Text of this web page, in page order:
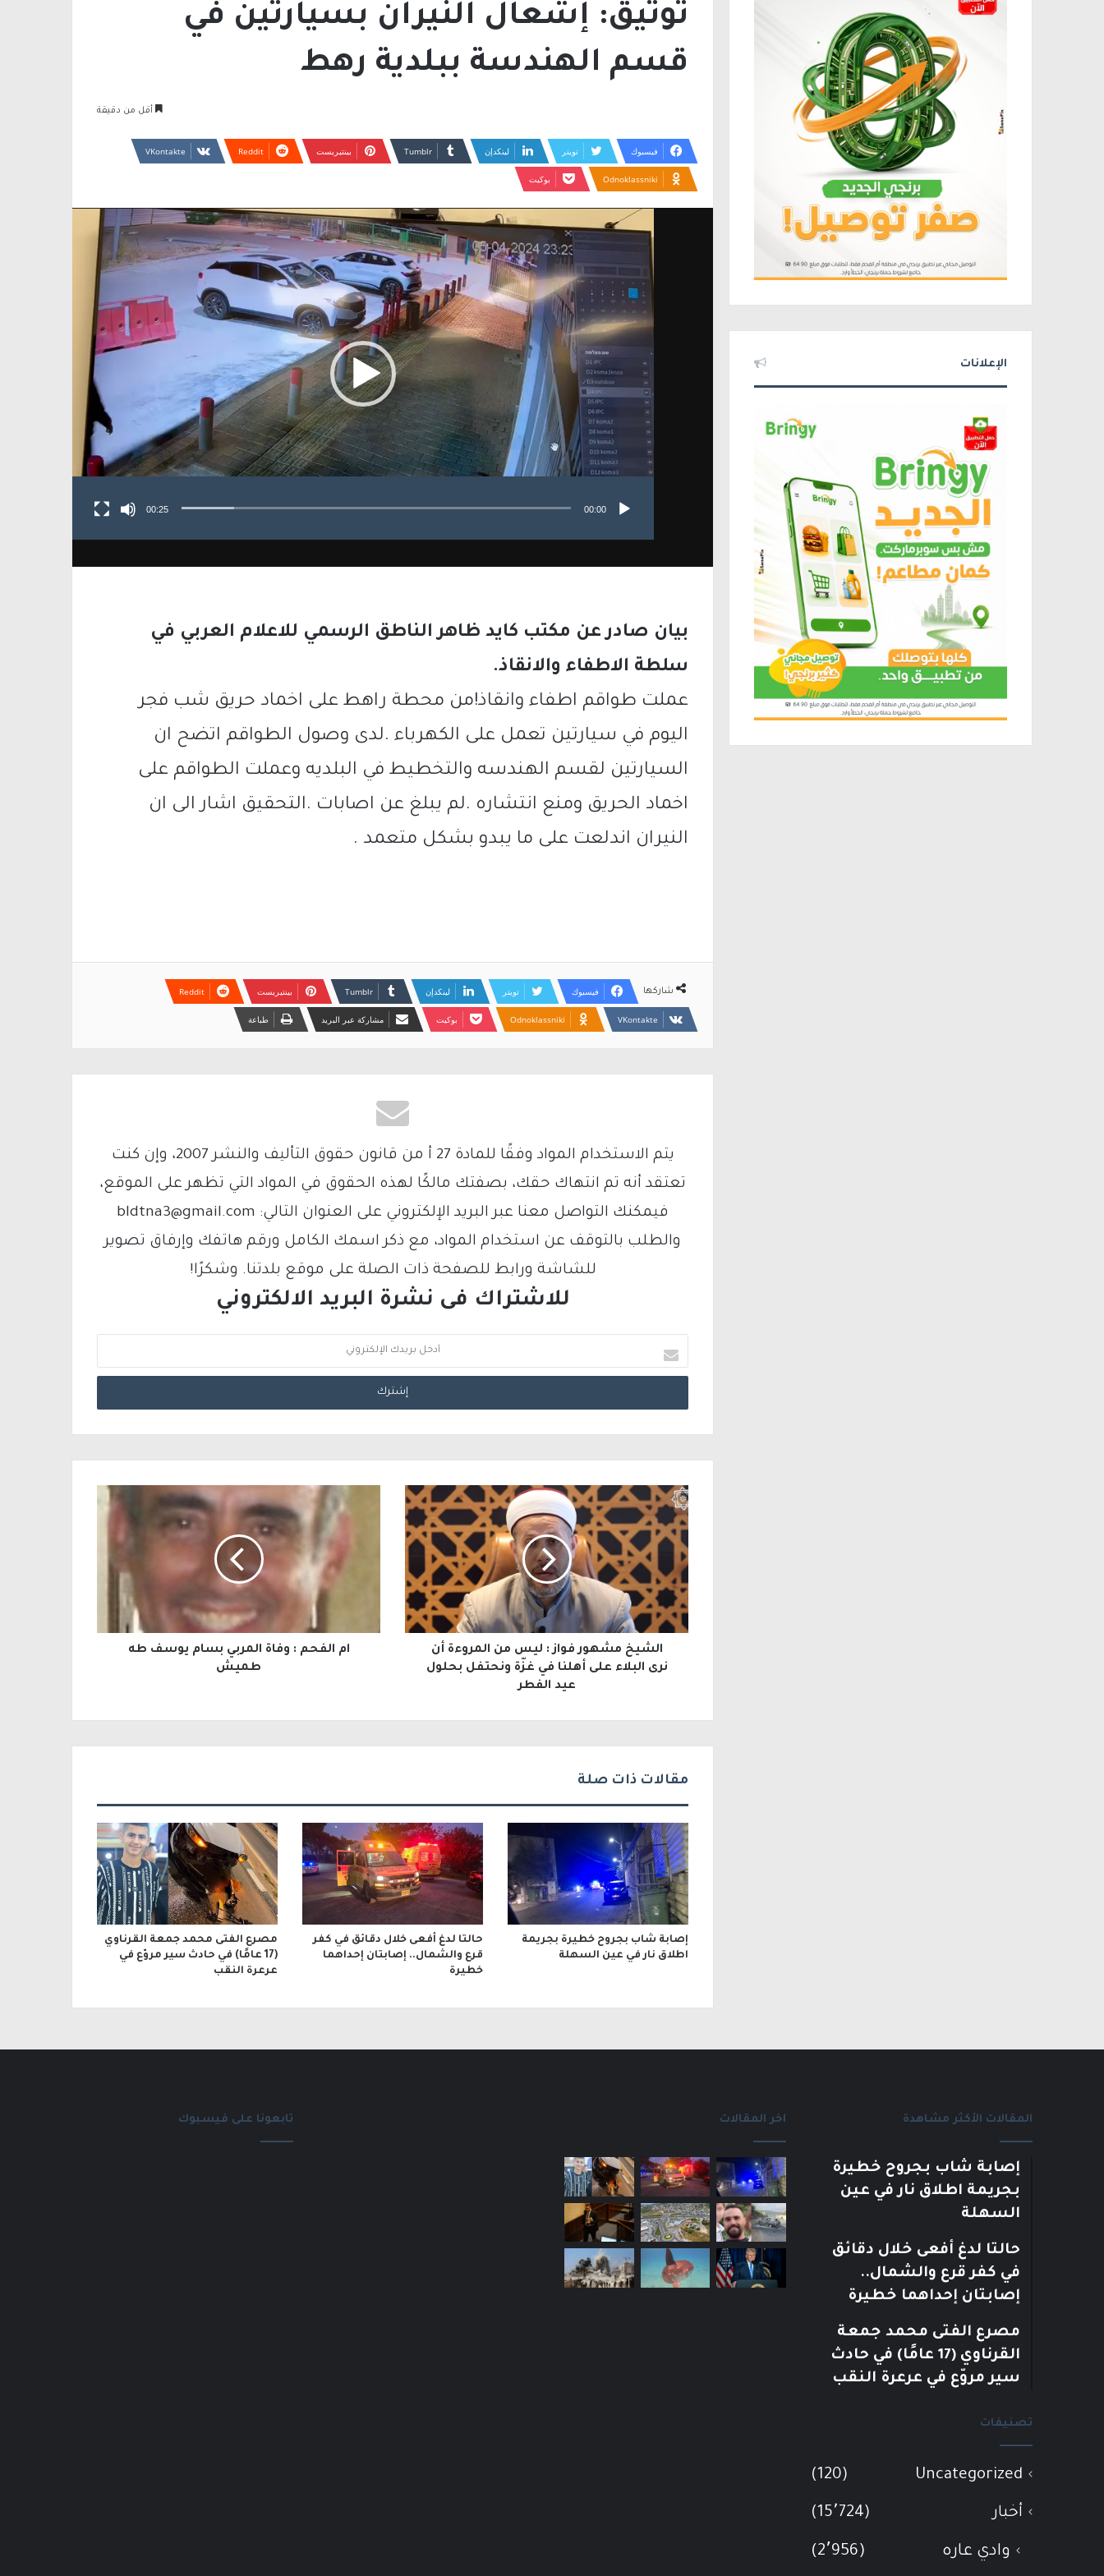
توثيق: إشعال النيران بسيارتين في
قسم الهندسة ببلدية رهط
أقل من دقيقة
فيسبوك تويتر لينكدإن بينتيريست
Odnoklassniki بوكيت
مشغل
الفيديو
00:00
00:25
بيان صادر عن مكتب كايد ظاهر الناطق الرسمي للاعلام العربي في
سلطة الاطفاء والانقاذ.
عملت طواقم اطفاء وانقاذ!من محطة راهط على اخماد حريق شب فجر
اليوم في سيارتين تعمل على الكهرباء .لدى وصول الطواقم اتضح ان
السيارتين لقسم الهندسه والتخطيط في البلديه وعملت الطواقم على
اخماد الحريق ومنع انتشاره .لم يبلغ عن اصابات .التحقيق اشار الى ان
النيران اندلعت على ما يبدو بشكل متعمد .
شاركها فيسبوك تويتر لينكدإن بينتيريست
Odnoklassniki بوكيت مشاركة عبر البريد طباعة
يتم الاستخدام المواد وفقًا للمادة 27 أ من قانون حقوق التأليف والنشر 2007، وإن كنت
تعتقد أنه تم انتهاك حقك، بصفتك مالكًا لهذه الحقوق في المواد التي تظهر على الموقع،
فيمكنك التواصل معنا عبر البريد الإلكتروني على العنوان التالي: bldtna3@gmail.com
والطلب بالتوقف عن استخدام المواد، مع ذكر اسمك الكامل ورقم هاتفك وإرفاق تصوير
للشاشة ورابط للصفحة ذات الصلة على موقع بلدتنا. وشكرًا!
للاشتراك فى نشرة البريد الالكتروني
د
خ
ل
ب
ر
ي
د
ك
ا
ل
ك
ت
ر
و
ن
ي
الشيخ مشهور فواز : ليس من المروءة أن
نرى البلاء على أهلنا في غزّة ونحتفل بحلول
عيد الفطر
ام الفحم : وفاة المربي بسام يوسف طه
طميش
مقالات ذات صلة
إصابة شاب بجروح خطيرة بجريمة
اطلاق نار في عين السهلة
حالتا لدغ أفعى خلال دقائق في كفر
قرع والشمال.. إصابتان إحداهما
خطيرة
مصرع الفتى محمد جمعة القرناوي
(17 عامًا) في حادث سير مروّع في
عرعرة النقب
الإعلانات
المقالات الأكثر مشاهدة
إصابة شاب بجروح خطيرة
بجريمة اطلاق نار في عين
السهلة
حالتا لدغ أفعى خلال دقائق
في كفر قرع والشمال..
إصابتان إحداهما خطيرة
مصرع الفتى محمد جمعة
القرناوي (17 عامًا) في حادث
سير مروّع في عرعرة النقب
تصنيفات
Uncategorized
(120)
أخبار (15٬724)
وادي عاره (2٬956)
اخر المقالات تابعونا على فيسبوك